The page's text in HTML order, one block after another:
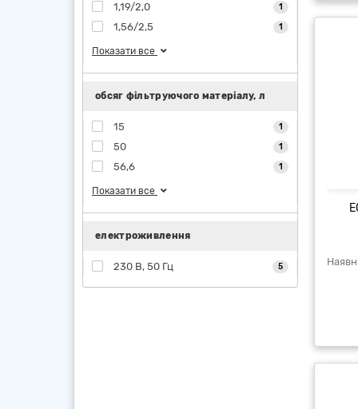
1,19/2,0 1
1,56/2,5 1
Показати все
обсяг фільтруючого матеріалу, л
15 1
50 1
56,6 1
Показати все
електроживлення
230 В, 50 Гц 5